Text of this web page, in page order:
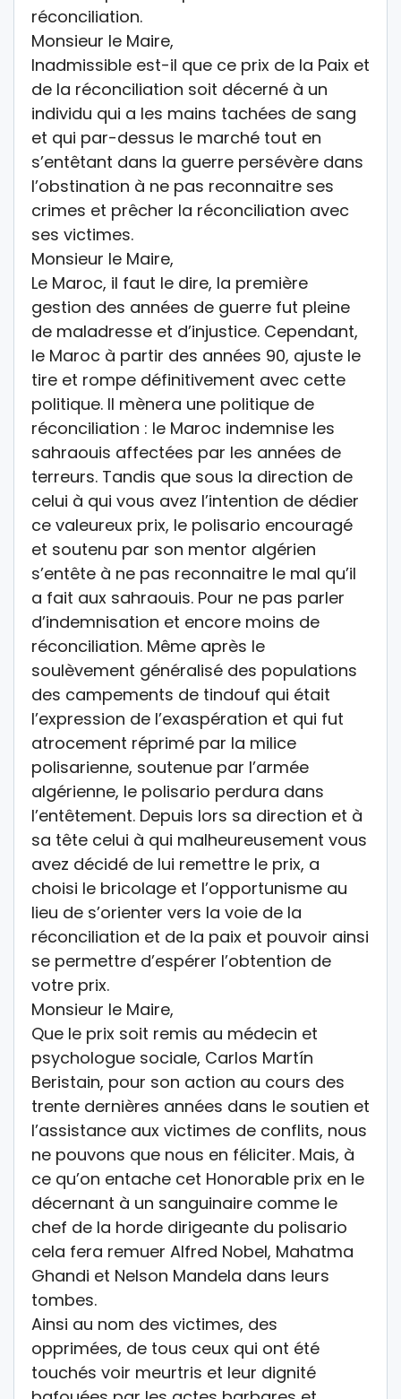
réconciliation.
Monsieur le Maire,
Inadmissible est-il que ce prix de la Paix et
de la réconciliation soit décerné à un
individu qui a les mains tachées de sang
et qui par-dessus le marché tout en
s’entêtant dans la guerre persévère dans
l’obstination à ne pas reconnaitre ses
crimes et prêcher la réconciliation avec
ses victimes.
Monsieur le Maire,
Le Maroc, il faut le dire, la première
gestion des années de guerre fut pleine
de maladresse et d’injustice. Cependant,
le Maroc à partir des années 90, ajuste le
tire et rompe définitivement avec cette
politique. Il mènera une politique de
réconciliation : le Maroc indemnise les
sahraouis affectées par les années de
terreurs. Tandis que sous la direction de
celui à qui vous avez l’intention de dédier
ce valeureux prix, le polisario encouragé
et soutenu par son mentor algérien
s’entête à ne pas reconnaitre le mal qu’il
a fait aux sahraouis. Pour ne pas parler
d’indemnisation et encore moins de
réconciliation. Même après le
soulèvement généralisé des populations
des campements de tindouf qui était
l’expression de l’exaspération et qui fut
atrocement réprimé par la milice
polisarienne, soutenue par l’armée
algérienne, le polisario perdura dans
l’entêtement. Depuis lors sa direction et à
sa tête celui à qui malheureusement vous
avez décidé de lui remettre le prix, a
choisi le bricolage et l’opportunisme au
lieu de s’orienter vers la voie de la
réconciliation et de la paix et pouvoir ainsi
se permettre d’espérer l’obtention de
votre prix.
Monsieur le Maire,
Que le prix soit remis au médecin et
psychologue sociale, Carlos Martín
Beristain, pour son action au cours des
trente dernières années dans le soutien et
l’assistance aux victimes de conflits, nous
ne pouvons que nous en féliciter. Mais, à
ce qu’on entache cet Honorable prix en le
décernant à un sanguinaire comme le
chef de la horde dirigeante du polisario
cela fera remuer Alfred Nobel, Mahatma
Ghandi et Nelson Mandela dans leurs
tombes.
Ainsi au nom des victimes, des
opprimées, de tous ceux qui ont été
touchés voir meurtris et leur dignité